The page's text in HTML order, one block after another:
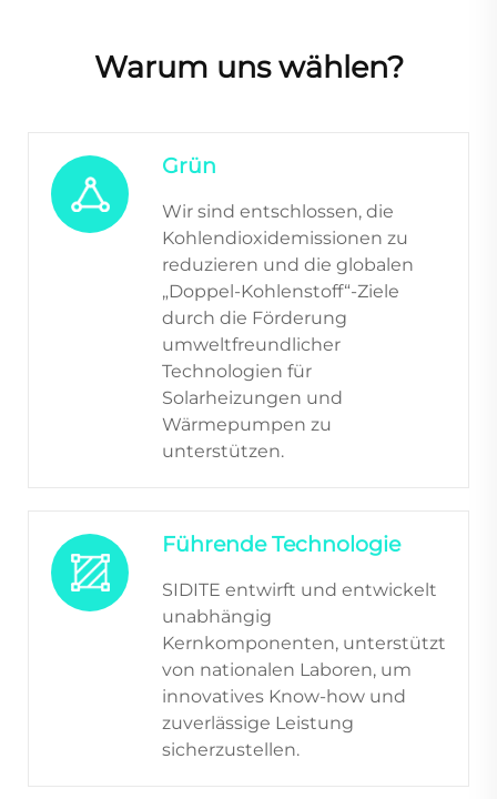
Warum uns wählen?
Grün
Wir sind entschlossen, die
Kohlendioxidemissionen zu
reduzieren und die globalen
„Doppel-Kohlenstoff“-Ziele
durch die Förderung
umweltfreundlicher
Technologien für
Solarheizungen und
Wärmepumpen zu
unterstützen.
Führende Technologie
SIDITE entwirft und entwickelt
unabhängig
Kernkomponenten, unterstützt
von nationalen Laboren, um
innovatives Know-how und
zuverlässige Leistung
sicherzustellen.